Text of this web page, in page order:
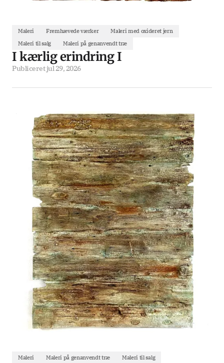
Maleri Fremhævede værker
Maleri med oxideret jern
Maleri til salg
Maleri på genanvendt træ
I kærlig erindring I
Publiceretjul 29, 2026
Maleri Maleri på genanvendt træ
Maleri til salg